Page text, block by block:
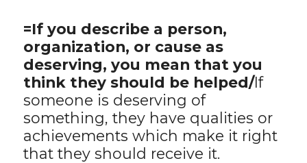
=If you describe a person,
organization, or cause as
deserving, you mean that you
think they should be helped/If
someone is deserving of
something, they have qualities or
achievements which make it right
that they should receive it.